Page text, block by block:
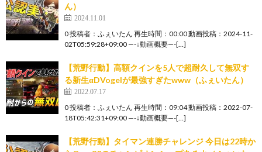
ん）
2024.11.01
0 投稿者：ふぇいたん 再生時間：00:00 動画投稿：2024-11-
02T05:59:28+09:00 —-↓動画概要—-[…]
【荒野行動】高額クインを5人で超耐久して無双す
る新生αDVogelが最強すぎたwww（ふぇいたん）
2022.07.17
0 投稿者：ふぇいたん 再生時間：09:04 動画投稿：2022-07-
18T05:42:31+09:00 —-↓動画概要—-[…]
【荒野行動】タイマン連勝チャレンジ 今日は22時か